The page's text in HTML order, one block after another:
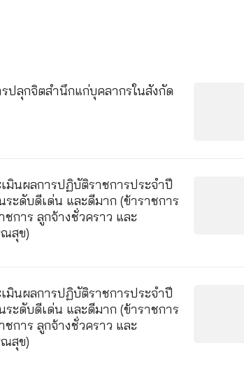
ปลุกจิตสำนึกแก่บุคลากรในสังกัด
มินผลการปฏิบัติราชการประจำปี
ะดับดีเด่น และดีมาก (ข้าราชการ
การ ลูกจ้างชั่วคราว และ
สุข)
มินผลการปฏิบัติราชการประจำปี
ะดับดีเด่น และดีมาก (ข้าราชการ
การ ลูกจ้างชั่วคราว และ
สุข)